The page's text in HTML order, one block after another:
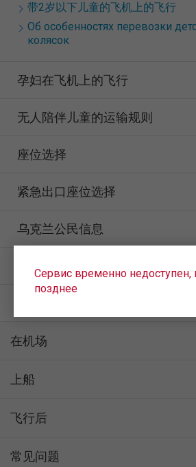
带2岁以下儿童的飞机上的飞行
Об особенностях перевозки
колясок
孕妇在飞机上的飞行
无人陪伴儿童的运输规则
座位选择
紧急出口座位选择
乌克兰公民信息
残疾旅客
在机场
上船
飞行后
常见问题
Сервис временно недоступен,
позднее